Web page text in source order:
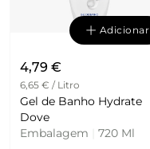
Adicionar
4,79 €
6,65 € / Litro
Gel de Banho Hydrate
Dove
Embalagem
720 Ml